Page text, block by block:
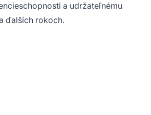
a udržateľnému
ďalších rokoch.